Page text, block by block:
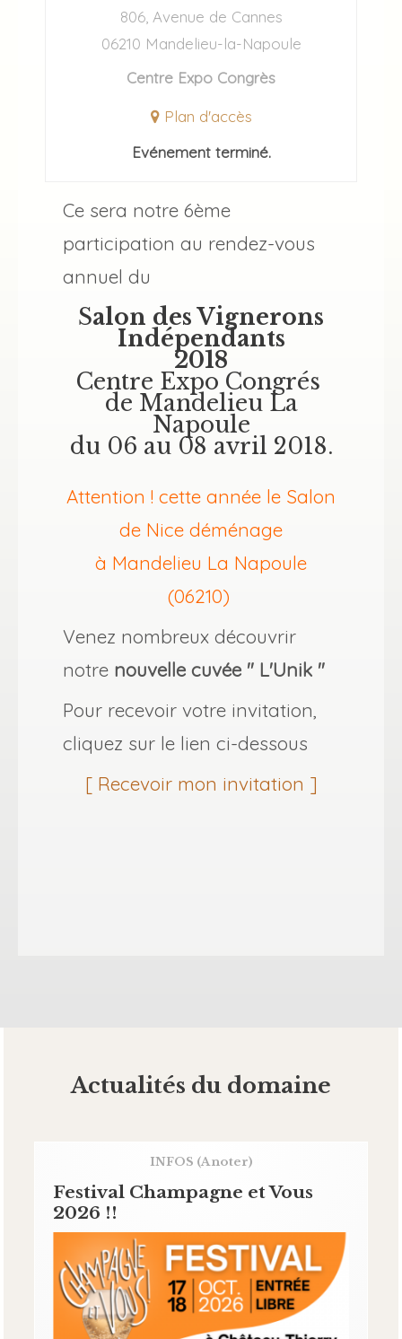
806, Avenue de Cannes
06210 Mandelieu-la-Napoule
Centre Expo Congrès
Plan d'accès
Evénement terminé.
Ce sera notre 6ème
participation au rendez-vous
annuel du
Salon des Vignerons
Indépendants
2018
Centre Expo Congrés
de Mandelieu La
Napoule
du 06 au 08 avril 2018.
Attention ! cette année le Salon
de Nice déménage
à Mandelieu La Napoule
(06210)
Venez nombreux découvrir
notre nouvelle cuvée " L'Unik "
Pour recevoir votre invitation,
cliquez sur le lien ci-dessous
[ Recevoir mon invitation ]
Actualités du domaine
INFOS (A noter)
Festival Champagne et Vous
2026 !!